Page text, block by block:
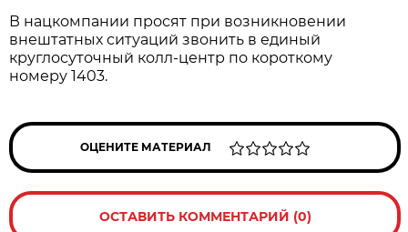
В нацкомпании просят при возникновении
внештатных ситуаций звонить в единый
круглосуточный колл-центр по короткому
номеру 1403.
ОЦЕНИТЕ МАТЕРИАЛ
ОСТАВИТЬ КОММЕНТАРИЙ (0)